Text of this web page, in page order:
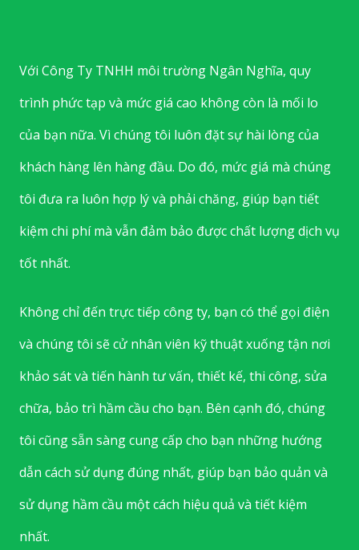
Với Công Ty TNHH môi trường Ngân Nghĩa, quy
trình phức tạp và mức giá cao không còn là mối lo
của bạn nữa. Vì chúng tôi luôn đặt sự hài lòng của
khách hàng lên hàng đầu. Do đó, mức giá mà chúng
tôi đưa ra luôn hợp lý và phải chăng, giúp bạn tiết
kiệm chi phí mà vẫn đảm bảo được chất lượng dịch vụ
tốt nhất.
Không chỉ đến trực tiếp công ty, bạn có thể gọi điện
và chúng tôi sẽ cử nhân viên kỹ thuật xuống tận nơi
khảo sát và tiến hành tư vấn, thiết kế, thi công, sửa
chữa, bảo trì hầm cầu cho bạn. Bên cạnh đó, chúng
tôi cũng sẵn sàng cung cấp cho bạn những hướng
dẫn cách sử dụng đúng nhất, giúp bạn bảo quản và
sử dụng hầm cầu một cách hiệu quả và tiết kiệm
nhất.